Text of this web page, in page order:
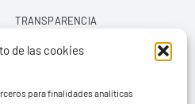
de las cookies
para finalidades analíticas
TRANSPARENCIA
AVISO LEGAL
POLÍTICA DE PRIVACIDAD